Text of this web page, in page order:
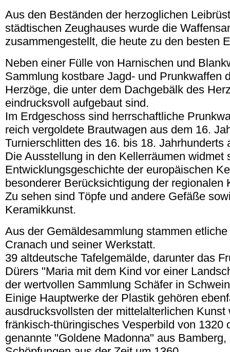
Aus den Beständen der herzoglichen
städtischen Zeughauses wurde die
zusammengestellt, die heute zu den besten
Neben einer Fülle von Harnischen und
Sammlung kostbare Jagd- und Prunkwaffen
Herzöge, die unter dem Dachgebälk des
eindrucksvoll aufgebaut sind.
Im Erdgeschoss sind herrschaftliche
reich vergoldete Brautwagen aus dem 16.
Turnierschlitten des 16. bis 18. Jahrhunderts
Die Ausstellung in den Kellerräumen widmet
Entwicklungsgeschichte der europäischen
besonderer Berücksichtigung der regionalen
Zu sehen sind Töpfe und andere Gefäße
Keramikkunst.
Aus der Gemäldesammlung stammen
Cranach und seiner Werkstatt.
39 altdeutsche Tafelgemälde, darunter das
Dürers "Maria mit dem Kind vor einer
der wertvollen Sammlung Schäfer in
Einige Hauptwerke der Plastik gehören
ausdrucksvollsten der mittelalterlichen Kunst
fränkisch-thüringisches Vesperbild von 1320
genannte "Goldene Madonna" aus